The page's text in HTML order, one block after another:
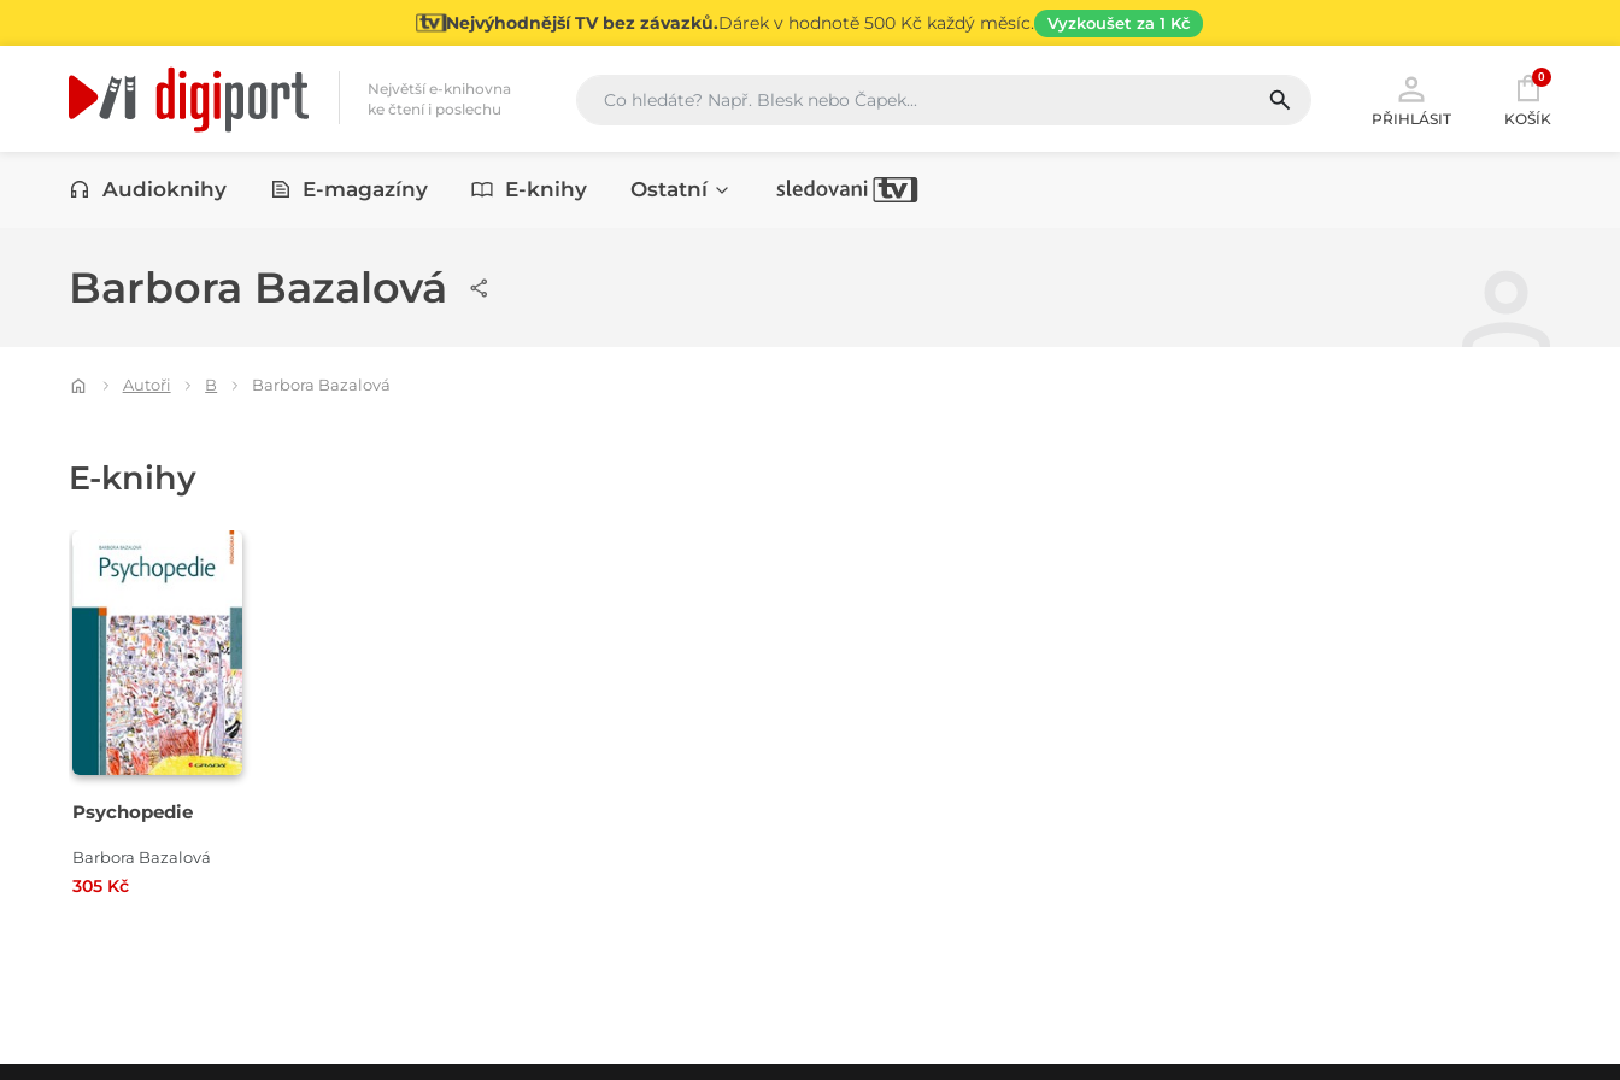
Nejvýhodnější TV bez závazků.Dárek v hodnotě 500 Kč každý měsíc. Vyzkoušet za 1 Kč
Největší e-knihovna
ke čtení i poslechu
Vyhledávání
PŘIHLÁSIT
0
KOŠÍK
Kategorie
Audioknihy E-magazíny E-knihy Ostatní
Barbora Bazalová
Autoři B Barbora Bazalová
E-knihy
Psychopedie
Barbora Bazalová
305 Kč